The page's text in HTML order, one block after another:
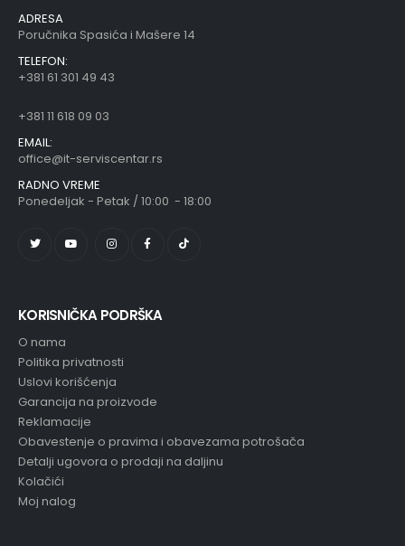
ADRESA
Poručnika Spasića i Mašere 14
TELEFON:
+381 61 301 49 43
+381 11 618 09 03
EMAIL:
office@it-serviscentar.rs
RADNO VREME
Ponedeljak - Petak / 10:00 - 18:00
KORISNIČKA PODRŠKA
O nama
Politika privatnosti
Uslovi korišćenja
Garancija na proizvode
Reklamacije
Obavestenje o pravima i obavezama potrošača
Detalji ugovora o prodaji na daljinu
Kolačići
Moj nalog